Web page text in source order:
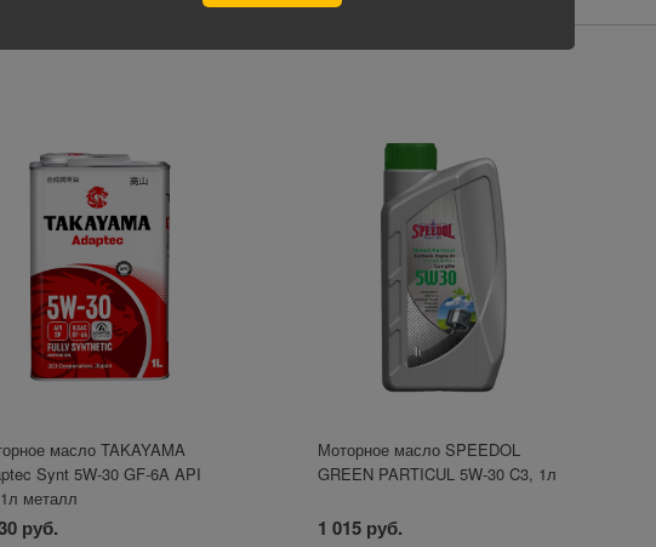
масло TAKAYAMA
Synt 5W-30 GF-6A API
металл
руб.
Моторное масло SPEEDOL
GREEN PARTICUL 5W-30 C3, 1л
1 015 руб.